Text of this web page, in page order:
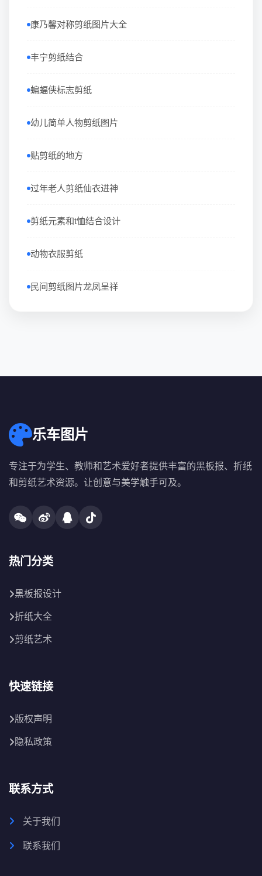
康乃馨对称剪纸图片大全
丰宁剪纸结合
蝙蝠侠标志剪纸
幼儿简单人物剪纸图片
贴剪纸的地方
过年老人剪纸仙衣进神
剪纸元素和t恤结合设计
动物衣服剪纸
民间剪纸图片龙凤呈祥
乐车图片
专注于为学生、教师和艺术爱好者提供丰富的黑板报、折纸
和剪纸艺术资源。让创意与美学触手可及。
热门分类
黑板报设计
折纸大全
剪纸艺术
快速链接
版权声明
隐私政策
联系方式
关于我们
联系我们